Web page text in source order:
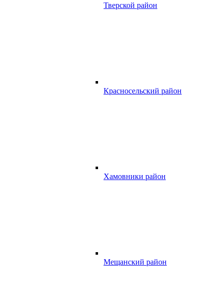
Тверской район
Красносельский район
Хамовники район
Мещанский район